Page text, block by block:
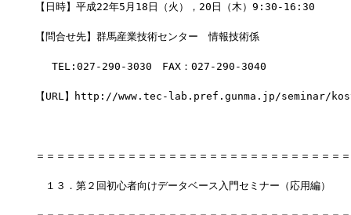
【日時】平成22年5月18日（火），20日（木）9:30-16:30
【問合せ先】群馬産業技術センター　情報技術係
TEL:027-290-3030　FAX：027-290-3040
【URL】http://www.tec-lab.pref.gunma.jp/seminar/
＝＝＝＝＝＝＝＝＝＝＝＝＝＝＝＝＝＝＝＝＝＝＝＝＝＝＝＝＝＝
１３．第２回初心者向けデータベース入門セミナー（応用編）